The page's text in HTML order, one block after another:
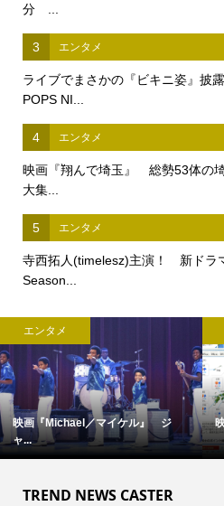
分 ...
3 エンタメ
ライブでまさかの『ビキニ姿』披
POPS NI...
4 エンタメ
映画『翔んで埼玉』 総勢53体の
大集...
5 エンタメ
寺西拓人(timelesz)主演！ 新ドラ
Season...
エンタメ
映画『Michael／マイケル』 ジ
ャ...
TREND NEWS CASTER